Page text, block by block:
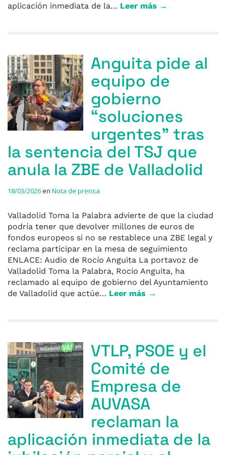
aplicación inmediata de la… Leer más →
Anguita pide al
equipo de
gobierno
“soluciones
urgentes” tras
la sentencia del TSJ que
anula la ZBE de Valladolid
18/03/2026en Nota de prensa
Valladolid Toma la Palabra advierte de que la ciudad
podría tener que devolver millones de euros de
fondos europeos si no se restablece una ZBE legal y
reclama participar en la mesa de seguimiento
ENLACE: Audio de Rocío Anguita La portavoz de
Valladolid Toma la Palabra, Rocío Anguita, ha
reclamado al equipo de gobierno del Ayuntamiento
de Valladolid que actúe… Leer más →
VTLP, PSOE y el
Comité de
Empresa de
AUVASA
reclaman la
aplicación inmediata de la